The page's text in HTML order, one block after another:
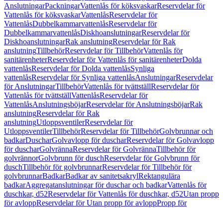
AnslutningarPackningarVattenlås för köksvaskarReservdelar för
Vattenlås för köksvaskarVattenlåsReservdelar för
VattenlåsDubbelkammarvattenlåsReservdelar för
DubbelkammarvattenlåsDiskhoanslutningarReservdelar för
DiskhoanslutningarRak anslutningReservdelar för Rak
anslutningTillbehörReservdelar för TillbehörVattenlås för
sanitärenheterReservdelar för Vattenlås för sanitärenheterDolda
vattenlåsReservdelar för Dolda vattenlåsSynliga
vattenlåsReservdelar för Synliga vattenlåsAnslutningarReservdelar
för AnslutningarTillbehörVattenlås för tvättställReservdelar för
Vattenlås för tvättställVattenlåsReservdelar för
VattenlåsAnslutningsböjarReservdelar för AnslutningsböjarRak
anslutningReservdelar för Rak
anslutningUtloppsventilerReservdelar för
UtloppsventilerTillbehörReservdelar för TillbehörGolvbrunnar och
badkarDuscharGolvavlopp för duscharReservdelar för Golvavlopp
för duscharGolvrännaReservdelar för GolvrännaTillbehör för
golvrännorGolvbrunn för duschReservdelar för Golvbrunn för
duschTillbehör för golvbrunnarReservdelar för Tillbehör för
golvbrunnarBadkarBadkar av sanitetsakrylRektangulära
badkarAggregatanslutningar för duschar och badkarVattenlås för
duschkar, d52Reservdelar för Vattenlås för duschkar, d52Utan propp
för avloppReservdelar för Utan propp för avloppPropp för